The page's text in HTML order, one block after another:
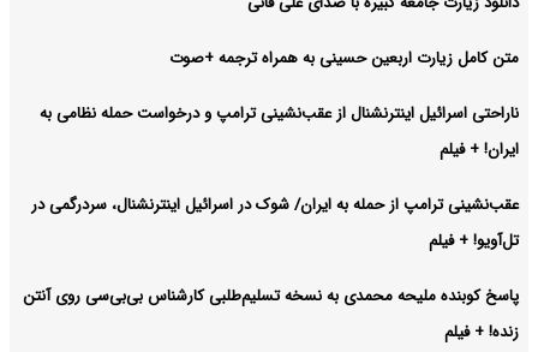
متن کامل زیارت اربعین حسینی به همراه ترجمه +صوت
ناراحتی اسرائیل اینترنشنال از عقب‌نشینی ترامپ و درخواست حمله نظامی به
ایران! + فیلم
عقب‌نشینی ترامپ از حمله به ایران/ شوک در اسرائیل اینترنشنال، سردرگمی در
تل‌آویو! + فیلم
پاسخ کوبنده ملیحه محمدی به نسخه تسلیم‌طلبی کارشناس بی‌بی‌سی روی آنتن
زنده! + فیلم